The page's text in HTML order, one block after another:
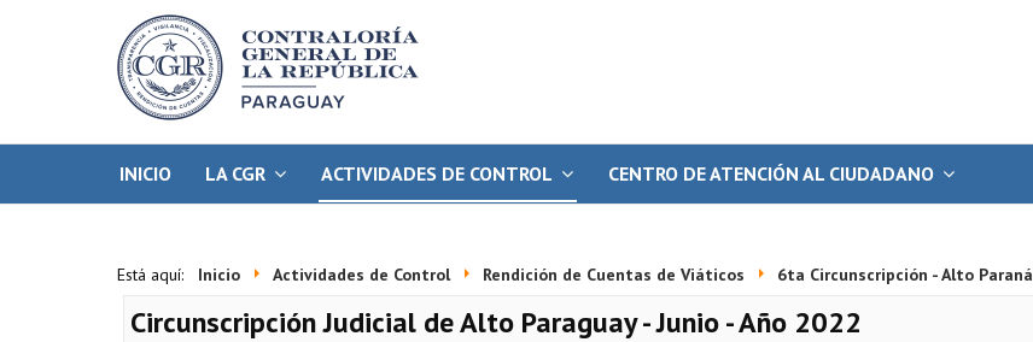
INICIO LA CGR ACTIVIDADES DE CONTROL CENTRO DE ATENCIÓN AL CIUDADANO
Está aquí: Inicio Actividades de Control Rendición de Cuentas de Viáticos 6ta Circunscripción - Alto Paraná
Circunscripción Judicial de Alto Paraguay - Junio - Año 2022